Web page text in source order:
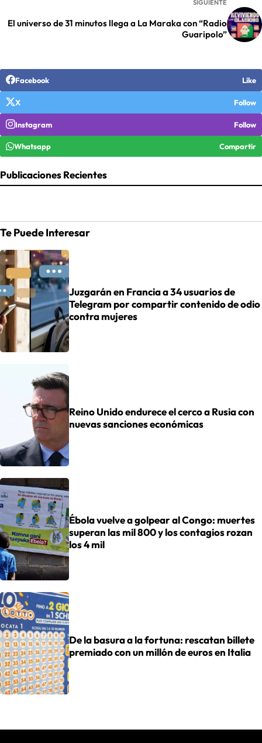
SIGUIENTE
El universo de 31 minutos llega a La Maraka con “Radio
Guaripolo”
Facebook Like
X Follow
Instagram Follow
Whatsapp Compartir
Publicaciones Recientes
Te Puede Interesar
Juzgarán en Francia a 34 usuarios de
Telegram por compartir contenido de odio
contra mujeres
Reino Unido endurece el cerco a Rusia con
nuevas sanciones económicas
Ébola vuelve a golpear al Congo: muertes
superan las mil 800 y los contagios rozan
los 4 mil
De la basura a la fortuna: rescatan billete
premiado con un millón de euros en Italia